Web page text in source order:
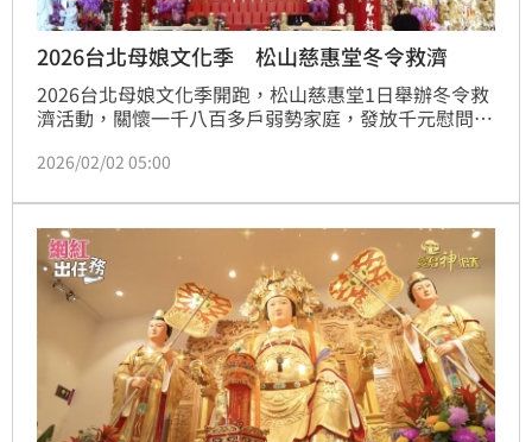
2026台北母娘文化季 松山慈惠堂冬令救濟
2026台北母娘文化季開跑，松山慈惠堂1日舉辦冬令救
濟活動，關懷一千八百多戶弱勢家庭，發放千元慰問金
瑤池金母的慈悲精神。
2026/02/02 05:00